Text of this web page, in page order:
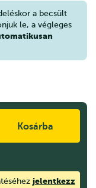
a becsült
le, a végleges
Kosárba
jelentkezz